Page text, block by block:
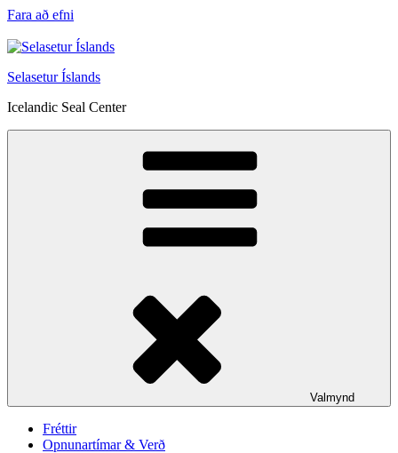
Fara að efni
Selasetur Íslands
Icelandic Seal Center
Valmynd
Fréttir
Opnunartímar & Verð